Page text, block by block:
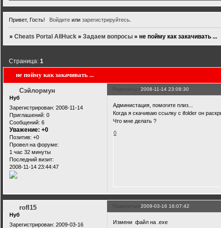
Привет, Гость! Войдитеили зарегистрируйтесь.
»Cheats Portal AllHuck »Задаем вопросы »не пойму как закачивать ...
не пойму как закачивать ...
Страница:1
Поделиться2008-11-14 23:08:30
Сэйлормун
Нуб
Зарегистрирован: 2008-11-14
Приглашений: 0
Сообщений: 6
Уважение: +0
Позитив: +0
Провел на форуме:
1 час 32 минуты
Последний визит:
2008-11-14 23:44:47
Администация, помогите плиз...
Когда я скачиваю ссылку с ifolder он
Что мне делать ?
0
Поделиться2009-03-16 16:07:42
rofl15
Нуб
Зарегистрирован: 2009-03-16
Измени файл на .exe